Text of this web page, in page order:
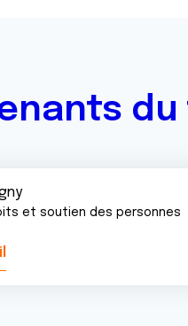
et soutien des personnes